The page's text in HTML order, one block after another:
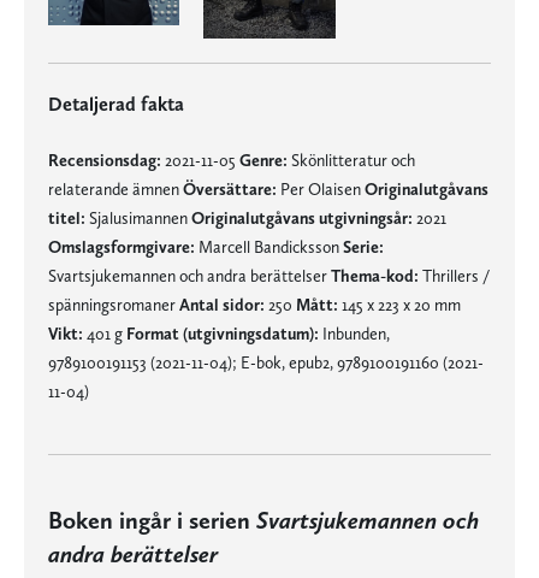
Detaljerad fakta
Recensionsdag: 2021-11-05 Genre: Skönlitteratur och
relaterande ämnenÖversättare: Per OlaisenOriginalutgåvans
titel: SjalusimannenOriginalutgåvans utgivningsår: 2021
Omslagsformgivare: Marcell BandickssonSerie:
Svartsjukemannen och andra berättelserThema-kod: Thrillers /
spänningsromanerAntal sidor: 250 Mått: 145 x 223 x 20 mm
Vikt: 401 g Format (utgivningsdatum): Inbunden,
9789100191153 (2021-11-04); E-bok, epub2, 9789100191160 (2021-
11-04)
Boken ingår i serien Svartsjukemannen och
andra berättelser